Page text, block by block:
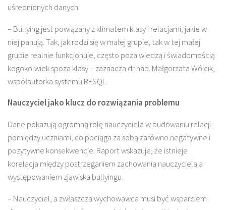
uśrednionych danych.
– Bullying jest powiązany z klimatem klasy i relacjami, jakie w
niej panują. Tak, jak rodzi się w małej grupie, tak w tej małej
grupie realnie funkcjonuje, często poza wiedzą i świadomością
kogokolwiek spoza klasy – zaznacza dr hab. Małgorzata Wójcik,
współautorka systemu RESQL.
Nauczyciel jako klucz do rozwiązania problemu
Dane pokazują ogromną rolę nauczyciela w budowaniu relacji
pomiędzy uczniami, co pociąga za sobą zarówno negatywne i
pozytywne konsekwencje. Raport wskazuje, że istnieje
korelacja między postrzeganiem zachowania nauczyciela a
występowaniem zjawiska bullyingu.
– Nauczyciel, a zwłaszcza wychowawca musi być wsparciem